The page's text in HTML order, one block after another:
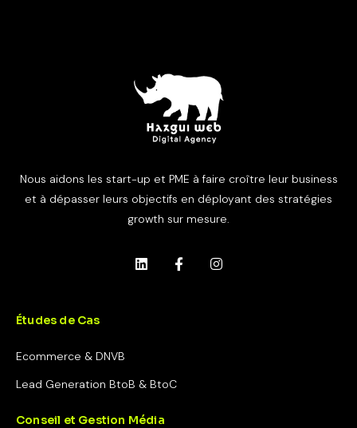
Nous aidons les start-up et PME à faire croître leur business
et à dépasser leurs objectifs en déployant des stratégies
growth sur mesure.
Études de Cas
Ecommerce & DNVB
Lead Generation BtoB & BtoC
Conseil et Gestion Média